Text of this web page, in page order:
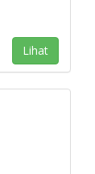
Lihat